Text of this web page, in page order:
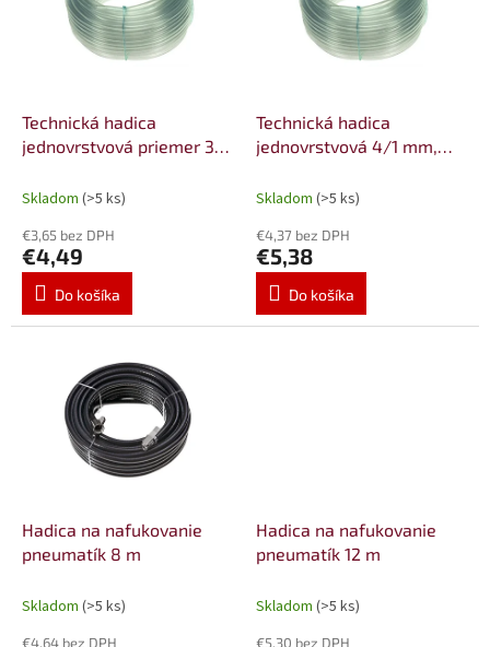
Technická hadica
jednovrstvová priemer 3/1
Skladom (>5 ks)
€3,65 bez DPH
€4,49
Do košíka
Technická hadica
jednovrstvová 4/1 mm,
Skladom (>5 ks)
€4,37 bez DPH
€5,38
Do košíka
Hadica na nafukovanie
pneumatík 8 m
Skladom (>5 ks)
€4,64 bez DPH
Hadica na nafukovanie
pneumatík 12 m
Skladom (>5 ks)
€5,30 bez DPH